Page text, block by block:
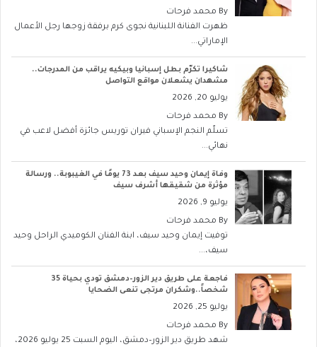
By محمد فرحات
ظهرت الفنانة اللبنانية نجوى كرم برفقة زوجها رجل الأعمال
الإماراتي...
شاكيرا تكرّم بطل إسبانيا وبيكيه يراقب من المدرجات..
مشهدان يشعلان مواقع التواصل
يوليو 20, 2026
By محمد فرحات
تسلّم النجم الإسباني فيران توريس جائزة أفضل لاعب في
نهائي...
وفاة إيمان وحيد سيف بعد 73 يومًا في الغيبوبة.. ورسالة
مؤثرة من شقيقها أشرف سيف
يوليو 9, 2026
By محمد فرحات
توفيت إيمان وحيد سيف، ابنة الفنان الكوميدي الراحل وحيد
سيف،...
فاجعة على طريق دير الزور–دمشق تودي بحياة 35
شخصاً..وشكران مرتجى تنعى الضحايا
يوليو 25, 2026
By محمد فرحات
شهد طريق دير الزور–دمشق، اليوم السبت 25 يوليو 2026،